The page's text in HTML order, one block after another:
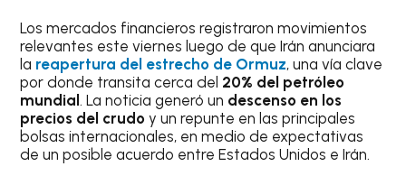
Los mercados financieros registraron movimientos
relevantes este viernes luego de que Irán anunciara
la reapertura del estrecho de Ormuz, una vía clave
por donde transita cerca del 20% del petróleo
mundial. La noticia generó un descenso en los
precios del crudo y un repunte en las principales
bolsas internacionales, en medio de expectativas
de un posible acuerdo entre Estados Unidos e Irán.